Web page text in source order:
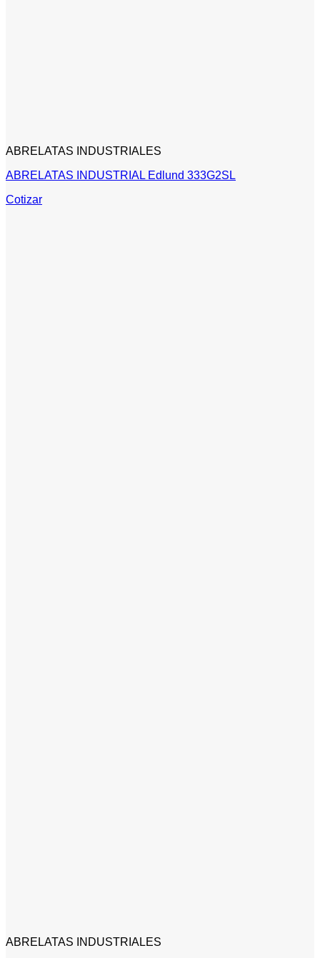
ABRELATAS INDUSTRIALES
ABRELATAS INDUSTRIAL Edlund 333G2SL
Cotizar
ABRELATAS INDUSTRIALES